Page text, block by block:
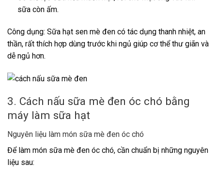
sữa còn ấm.
Công dụng: Sữa hạt sen mè đen có tác dụng thanh nhiệt, an
thần, rất thích hợp dùng trước khi ngủ giúp cơ thể thư giãn và
dễ ngủ hơn.
3. Cách nấu sữa mè đen óc chó bằng
máy làm sữa hạt
Nguyên liệu làm món sữa mè đen óc chó
Để làm món sữa mè đen óc chó, cần chuẩn bị những nguyên
liệu sau: